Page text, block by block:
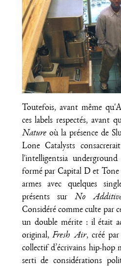
Toutefois, avant même
ces labels respectés, avant
Natureoù la présence de
Lone Catalysts
l'intelligentsia
formé par Capital D et Tone
armes avec quelques
présents sur No
Considéré comme culte par
un double mérite : il était
original,Fresh Air, créé
collectif d’écrivains hip-hop
serti de considérations